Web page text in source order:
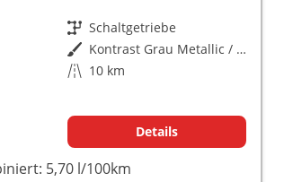
Getriebe Schaltgetriebe
Außenfarbe
Kontrast Grau Metallic / Dachfar
Kilometerstand 10 km
Details
5,70 l/100km